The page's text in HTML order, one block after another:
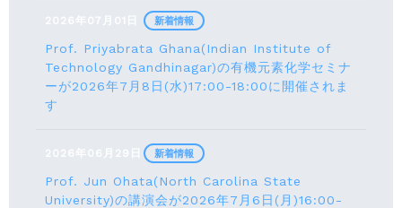
2026年07月01日
Prof. Priyabrata Ghana(Indian Institute of
Technology Gandhinagar)の有機元素化学セミナ
ーが2026年7月8日(水)17:00-18:00に開催されま
す
新着情報
2026年06月29日
Prof. Jun Ohata(North Carolina State
University)の講演会が2026年7月6日(月)16:00-
新着情報